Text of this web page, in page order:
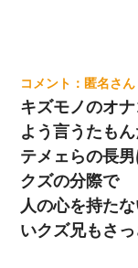
匿名
キズモノのオ
よう言うたも
テメェらの長
クズの分際で
人の心を持た
いクズ兄もさ